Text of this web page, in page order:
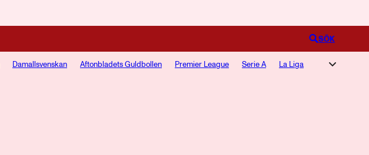
SÖK
Damallsvenskan Aftonbladets Guldbollen Premier League Serie A La Liga